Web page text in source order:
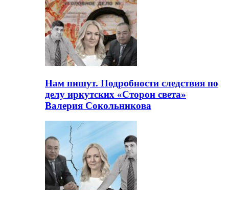
Нам пишут. Подробности следствия по
делу иркутских «Сторон света»
Валерия Сокольникова